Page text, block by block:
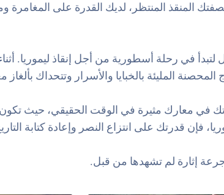
المنقذ المنتظر، لديك القدرة على المغامرة
لتبدأ في رحلة أسطورية من أجل إنقاذ
المليئة بالخبايا والأسرار وتتحداك
في معارك مثيرة في الوقت الحقيقي، حيث تكون